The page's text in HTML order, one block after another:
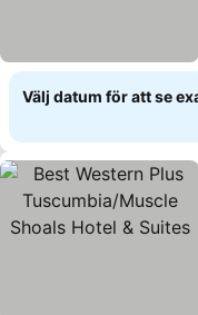
Välj datum för att se